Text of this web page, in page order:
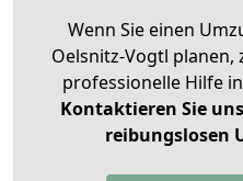
Wenn Sie einen
Oelsnitz-Vogtl planen,
professionelle Hilfe
Kontaktieren Sie
reibungslosen